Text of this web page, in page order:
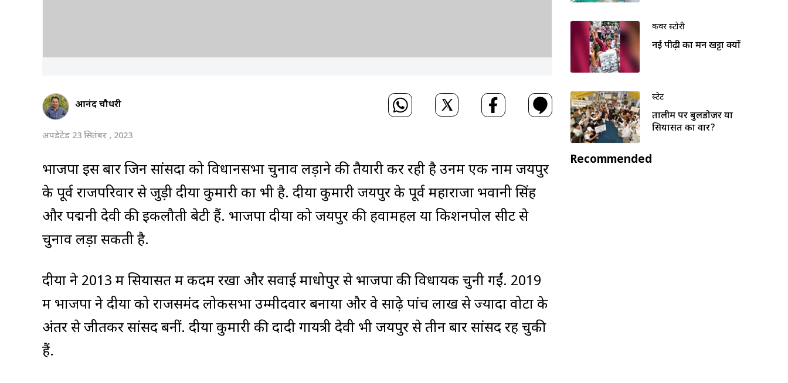
आनंद चौधरी
अपडेटेड 23 सितंबर , 2023
भाजपा इस बार जिन सांसदों को विधानसभा चुनाव लड़ाने की तैयारी कर रही है उनमें एक नाम जयपुर
के पूर्व राजपरिवार से जुड़ी दीया कुमारी का भी है. दीया कुमारी जयपुर के पूर्व महाराजा भवानी सिंह
और पद्मनी देवी की इकलौती बेटी हैं. भाजपा दीया को जयपुर की हवामहल या किशनपोल सीट से
चुनाव लड़ा सकती है.
दीया ने 2013 में सियासत में कदम रखा और सवाई माधोपुर से भाजपा की विधायक चुनी गईं. 2019
में भाजपा ने दीया को राजसमंद लोकसभा उम्मीदवार बनाया और वे साढ़े पांच लाख से ज्यादा वोटों के
अंतर से जीतकर सांसद बनीं. दीया कुमारी की दादी गायत्री देवी भी जयपुर से तीन बार सांसद रह चुकी
हैं.
कवर स्टोरी
नई पीढ़ी का मन खट्टा क्यों
स्टेट
तालीम पर बुलडोजर या
सियासत का वार?
Recommended